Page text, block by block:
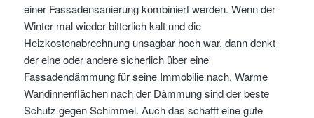
einer Fassadensanierung kombiniert werden. Wenn der
Winter mal wieder bitterlich kalt und die
Heizkostenabrechnung unsagbar hoch war, dann denkt
der eine oder andere sicherlich über eine
Fassadendämmung für seine Immobilie nach. Warme
Wandinnenflächen nach der Dämmung sind der beste
Schutz gegen Schimmel. Auch das schafft eine gute